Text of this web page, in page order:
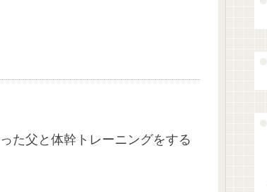
た父と体幹トレーニングをする